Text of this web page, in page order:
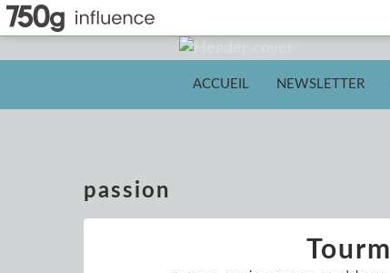
ACCUEIL NEWSLETTER
passion